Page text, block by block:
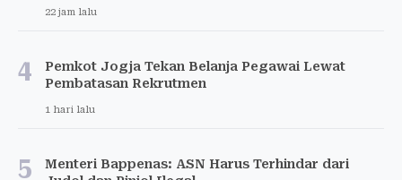
22 jam lalu
4
Pemkot Jogja Tekan Belanja Pegawai Lewat
Pembatasan Rekrutmen
1 hari lalu
5
Menteri Bappenas: ASN Harus Terhindar dari